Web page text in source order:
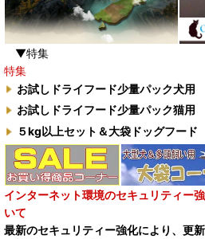
▼特集
特集
お試しドライフード少量パック犬用
お試しドライフード少量パック猫用
５kg以上セット＆大袋ドッグフード
インターネット環境のセキュリティー
いて
最新のセキュリティー強化により、更